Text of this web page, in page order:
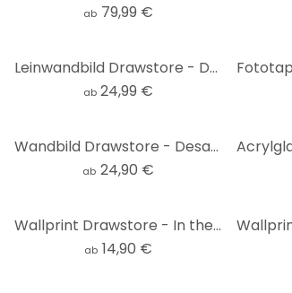
ab 79,99 €
Leinwandbild Drawstore - Desaster Pin Up Plants
ab 24,99 €
Wandbild Drawstore - Desaster Pin Up Plane Crash
ab 24,90 €
Wallprint Drawstore - In the Woods
ab 14,90 €